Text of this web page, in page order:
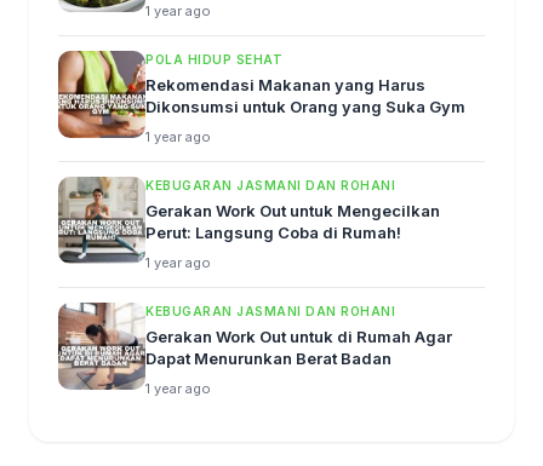
1 year ago
POLA HIDUP SEHAT
Rekomendasi Makanan yang Harus
Dikonsumsi untuk Orang yang Suka Gym
1 year ago
KEBUGARAN JASMANI DAN ROHANI
Gerakan Work Out untuk Mengecilkan
Perut: Langsung Coba di Rumah!
1 year ago
KEBUGARAN JASMANI DAN ROHANI
Gerakan Work Out untuk di Rumah Agar
Dapat Menurunkan Berat Badan
1 year ago